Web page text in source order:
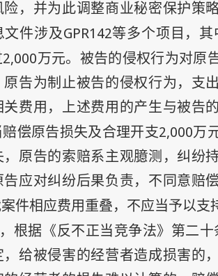
，并为此调整商业秘密保护策
文件涉及GPR142等多个项目，其
2,000万元。被告的侵权行为对原
告为制止被告的侵权行为，支
费用，上述费用的产生与被告
偿原告损失及合理开支2,000万
原告的索赔系主观臆测，纠纷
应对纠纷后果负责，不同意赔
件相应费用重叠，不应当予以支
根据《反不正当竞争法》第二
给被侵害的经营者造成损害的